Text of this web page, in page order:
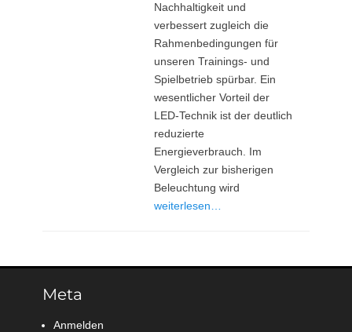
Nachhaltigkeit und
verbessert zugleich die
Rahmenbedingungen für
unseren Trainings- und
Spielbetrieb spürbar. Ein
wesentlicher Vorteil der
LED-Technik ist der deutlich
reduzierte
Energieverbrauch. Im
Vergleich zur bisherigen
Beleuchtung wird
weiterlesen…
Meta
Anmelden